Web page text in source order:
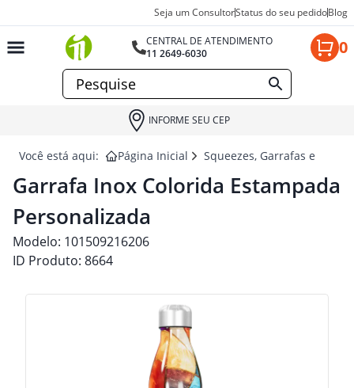
Seja um ConsultorStatus do seu pedidoBlog
CENTRAL DE ATENDIMENTO
11 2649-6030
0
INFORME SEU CEP
Você está aqui: Página Inicial Squeezes, Garrafas e
Garrafa Inox Colorida Estampada
Personalizada
Modelo: 101509216206
ID Produto: 8664